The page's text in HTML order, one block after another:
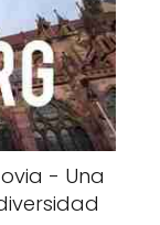
- Una